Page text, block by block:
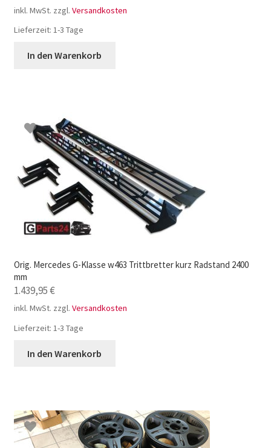
inkl. MwSt. zzgl. Versandkosten
Lieferzeit: 1-3 Tage
In den Warenkorb
Orig. Mercedes G-Klasse w463 Trittbretter kurz Radstand 2400
mm
1.439,95€
inkl. MwSt. zzgl. Versandkosten
Lieferzeit: 1-3 Tage
In den Warenkorb